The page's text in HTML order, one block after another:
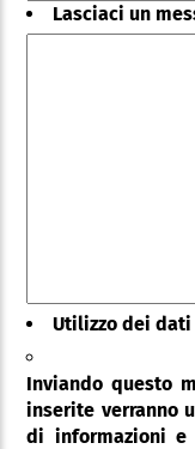
Lasciaci un
Utilizzo dei
Inviando questo
inserite verranno
di informazioni e